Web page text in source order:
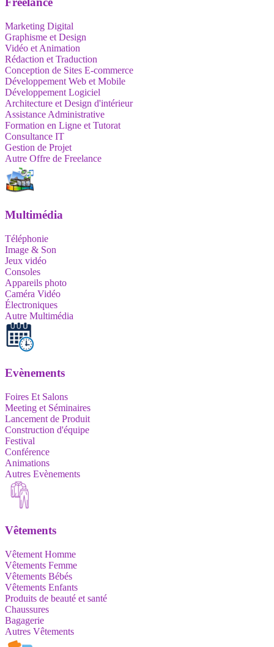
Marketing Digital
Graphisme et Design
Vidéo et Animation
Rédaction et Traduction
Conception de Sites E-commerce
Développement Web et Mobile
Développement Logiciel
Architecture et Design d'intérieur
Assistance Administrative
Formation en Ligne et Tutorat
Consultance IT
Gestion de Projet
Autre Offre de Freelance
Multimédia
Téléphonie
Image & Son
Jeux vidéo
Consoles
Appareils photo
Caméra Vidéo
Électroniques
Autre Multimédia
Evènements
Foires Et Salons
Meeting et Séminaires
Lancement de Produit
Construction d'équipe
Festival
Conférence
Animations
Autres Evènements
Vêtements
Vêtement Homme
Vêtements Femme
Vêtements Bébés
Vêtements Enfants
Produits de beauté et santé
Chaussures
Bagagerie
Autres Vêtements